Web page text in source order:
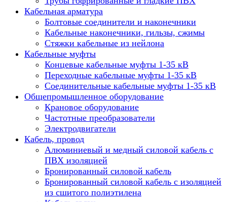
Кабельная арматура
Болтовые соединители и наконечники
Кабельные наконечники, гильзы, сжимы
Стяжки кабельные из нейлона
Кабельные муфты
Концевые кабельные муфты 1-35 кВ
Переходные кабельные муфты 1-35 кВ
Соединительные кабельные муфты 1-35 кВ
Общепромышленное оборудование
Крановое оборудование
Частотные преобразователи
Электродвигатели
Кабель, провод
Алюминиевый и медный силовой кабель с
ПВХ изоляцией
Бронированный силовой кабель
Бронированный силовой кабель с изоляцией
из сшитого полиэтилена